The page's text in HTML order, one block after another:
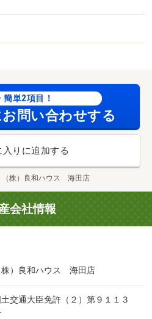
簡単2項目！
問い合わせする
入りに追加する
（株）良和ハウス 海田店
会社情報
株）良和ハウス 海田店
土交通大臣免許（２）第９１１３